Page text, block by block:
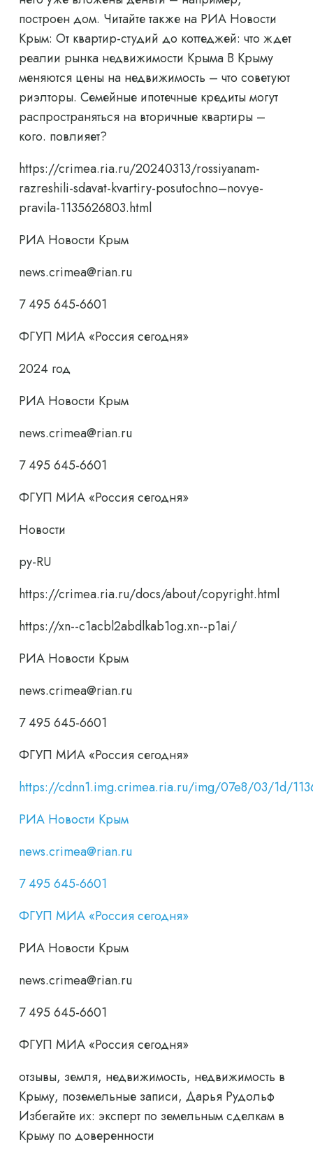
построен дом. Читайте также на РИА Новости
Крым: От квартир-студий до коттеджей: что ждет
реалии рынка недвижимости Крыма В Крыму
меняются цены на недвижимость – что советуют
риэлторы. Семейные ипотечные кредиты могут
распространяться на вторичные квартиры –
кого. повлияет?
https://crimea.ria.ru/20240313/rossiyanam-
razreshili-sdavat-kvartiry-posutochno–novye-
pravila-1135626803.html
РИА Новости Крым
news.crimea@rian.ru
7 495 645-6601
ФГУП МИА «Россия сегодня»
2024 год
РИА Новости Крым
news.crimea@rian.ru
7 495 645-6601
ФГУП МИА «Россия сегодня»
Новости
ру-RU
https://crimea.ria.ru/docs/about/copyright.html
https://xn--c1acbl2abdlkab1og.xn--p1ai/
РИА Новости Крым
news.crimea@rian.ru
7 495 645-6601
ФГУП МИА «Россия сегодня»
https://cdnn1.img.crimea.ria.ru/img/07e8/03/1d/
РИА Новости Крым
news.crimea@rian.ru
7 495 645-6601
ФГУП МИА «Россия сегодня»
РИА Новости Крым
news.crimea@rian.ru
7 495 645-6601
ФГУП МИА «Россия сегодня»
отзывы, земля, недвижимость, недвижимость в
Крыму, поземельные записи, Дарья Рудольф
Избегайте их: эксперт по земельным сделкам в
Крыму по доверенности